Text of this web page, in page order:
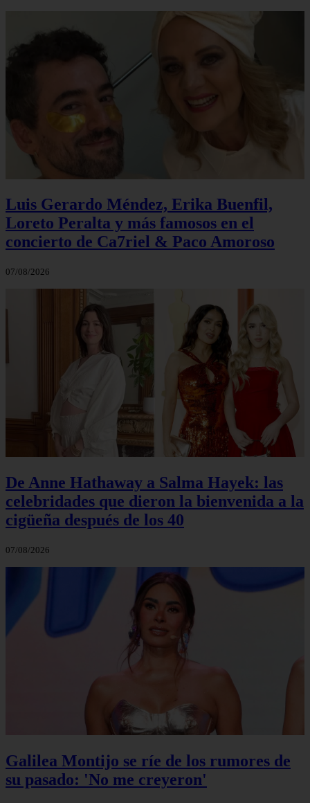
Luis Gerardo Méndez, Erika Buenfil,
Loreto Peralta y más famosos en el
concierto de Ca7riel & Paco Amoroso
07/08/2026
De Anne Hathaway a Salma Hayek: las
celebridades que dieron la bienvenida a la
cigüeña después de los 40
07/08/2026
Galilea Montijo se ríe de los rumores de
su pasado: 'No me creyeron'